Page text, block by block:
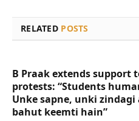
RELATED POSTS
B Praak extends support
protests: “Students
Unke sapne, unki
bahut keemti hain”